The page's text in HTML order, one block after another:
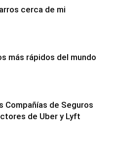
cerca de mi
más rápidos del mundo
Compañías de Seguros
de Uber y Lyft